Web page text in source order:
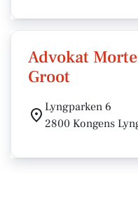
Advokat
Groot
Lyngparken 6
2800 Kongens